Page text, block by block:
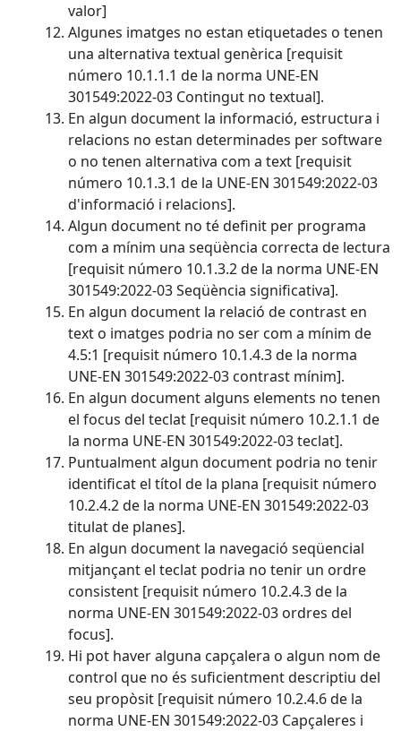
valor]
Algunes imatges no estan etiquetades o tenen
una alternativa textual genèrica [requisit
número 10.1.1.1 de la norma UNE-EN
301549:2022-03 Contingut no textual].
En algun document la informació, estructura i
relacions no estan determinades per software
o no tenen alternativa com a text [requisit
número 10.1.3.1 de la UNE-EN 301549:2022-03
d'informació i relacions].
Algun document no té definit per programa
com a mínim una seqüència correcta de lectura
[requisit número 10.1.3.2 de la norma UNE-EN
301549:2022-03 Seqüència significativa].
En algun document la relació de contrast en
text o imatges podria no ser com a mínim de
4.5:1 [requisit número 10.1.4.3 de la norma
UNE-EN 301549:2022-03 contrast mínim].
En algun document alguns elements no tenen
el focus del teclat [requisit número 10.2.1.1 de
la norma UNE-EN 301549:2022-03 teclat].
Puntualment algun document podria no tenir
identificat el títol de la plana [requisit número
10.2.4.2 de la norma UNE-EN 301549:2022-03
titulat de planes].
En algun document la navegació seqüencial
mitjançant el teclat podria no tenir un ordre
consistent [requisit número 10.2.4.3 de la
norma UNE-EN 301549:2022-03 ordres del
focus].
Hi pot haver alguna capçalera o algun nom de
control que no és suficientment descriptiu del
seu propòsit [requisit número 10.2.4.6 de la
norma UNE-EN 301549:2022-03 Capçaleres i